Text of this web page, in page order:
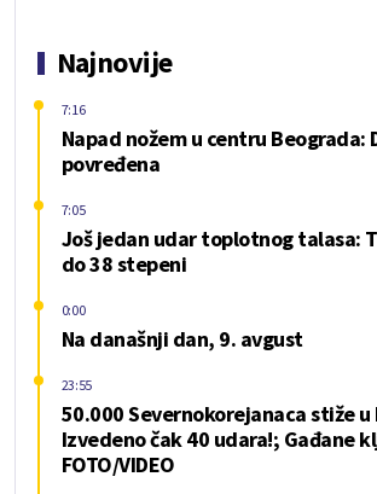
Najnovije
Napad nožem u centru Beograda:
povređena
7:16
Još jedan udar toplotnog talasa:
do 38 stepeni
7:05
Na današnji dan, 9. avgust
0:00
50.000 Severnokorejanaca stiže u
Izvedeno čak 40 udara!; Gađane
FOTO/VIDEO
23:55